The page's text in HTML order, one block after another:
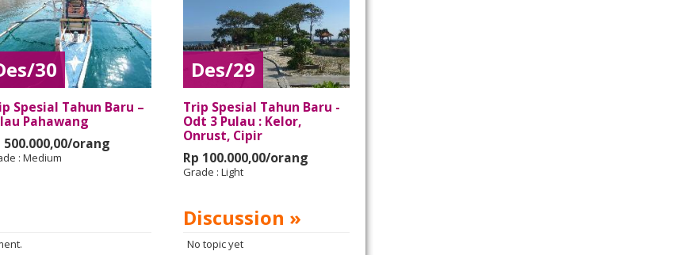
30
Spesial Tahun Baru –
Pahawang
500.000,00/orang
: Medium
Des/29
Trip Spesial Tahun Baru -
Odt 3 Pulau : Kelor,
Onrust, Cipir
Rp 100.000,00/orang
Grade : Light
Discussion »
No topic yet